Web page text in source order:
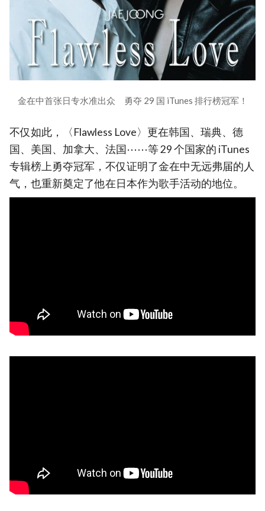
金在中首张日专水准出众 勇夺 29 国 iTunes 排行榜冠军！
不仅如此，〈Flawless Love〉更在韩国、瑞典、德
国、美国、加拿大、法国⋯⋯等 29 个国家的 iTunes
专辑榜上勇夺冠军，不仅证明了金在中无远弗届的人
气，也重新奠定了他在日本作为歌手活动的地位。